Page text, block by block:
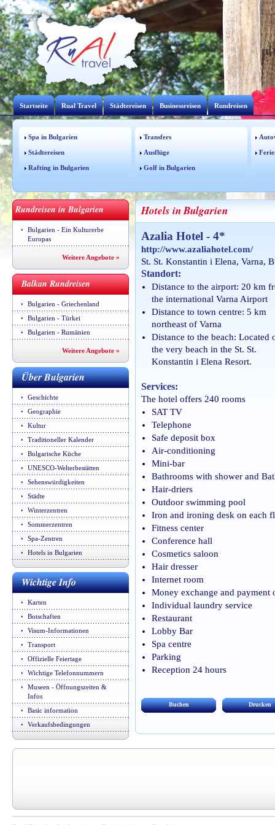
Startseite Rual Travel Städtereisen Businessreisen Rundreisen
Spa in Bulgarien Transfers
Städtereisen Ausflüge
Rafting in Bulgarien Golf in Bulgarien
Rundreisen in Bulgarien
Bulgarien - Ein Kulturerbe
Europas
Weitere Angebote »
Balkan Rundreisen
Bulgarien - Griechenland
Bulgarien - Türkei
Bulgarien - Rumänien
Weitere Angebote »
Über Bulgarien
Geschichte
Geographie
Kultur
Traditioneller Kalender
Bulgarische Küche
UNESCO-Welterbestätten
Sehenswürdigkeiten
Städte
Winterzentren
Sommerzentren
Spa-Zentren
Hotels in Bulgarien
Wichtige Info
Karten
Botschaften
Visum-Informationen
Transport
Offizielle Feiertage
Wichtige Telefonnummern
Museen - Öffnungszeiten &
Infos
Basic information
Verkaufsbedingungen
Hotels in Bulgarien
Azalia Hotel - 4*
http://www.azaliahotel.com/
St. St. Konstantin i Elena, Varna,
Standort:
Distance to the airport: 20 km
the international Varna Airport
Distance to town centre: 5 km
northeast of Varna
Distance to the beach: Located
the very beach in the St. St.
Konstantin i Elena Resort.
Services:
The hotel offers 240 rooms
SAT TV
Telephone
Safe deposit box
Air-conditioning
Mini-bar
Bathrooms with shower and
Hair-driers
Outdoor swimming pool
Iron and ironing desk on each
Fitness center
Conference hall
Cosmetics saloon
Hair dresser
Internet room
Money exchange and payment
Individual laundry service
Restaurant
Lobby Bar
Spa centre
Parking
Reception 24 hours
Buchen Drucken